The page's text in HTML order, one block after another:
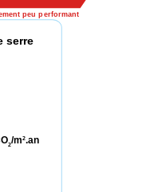
peu performant
serre
2/m2.an